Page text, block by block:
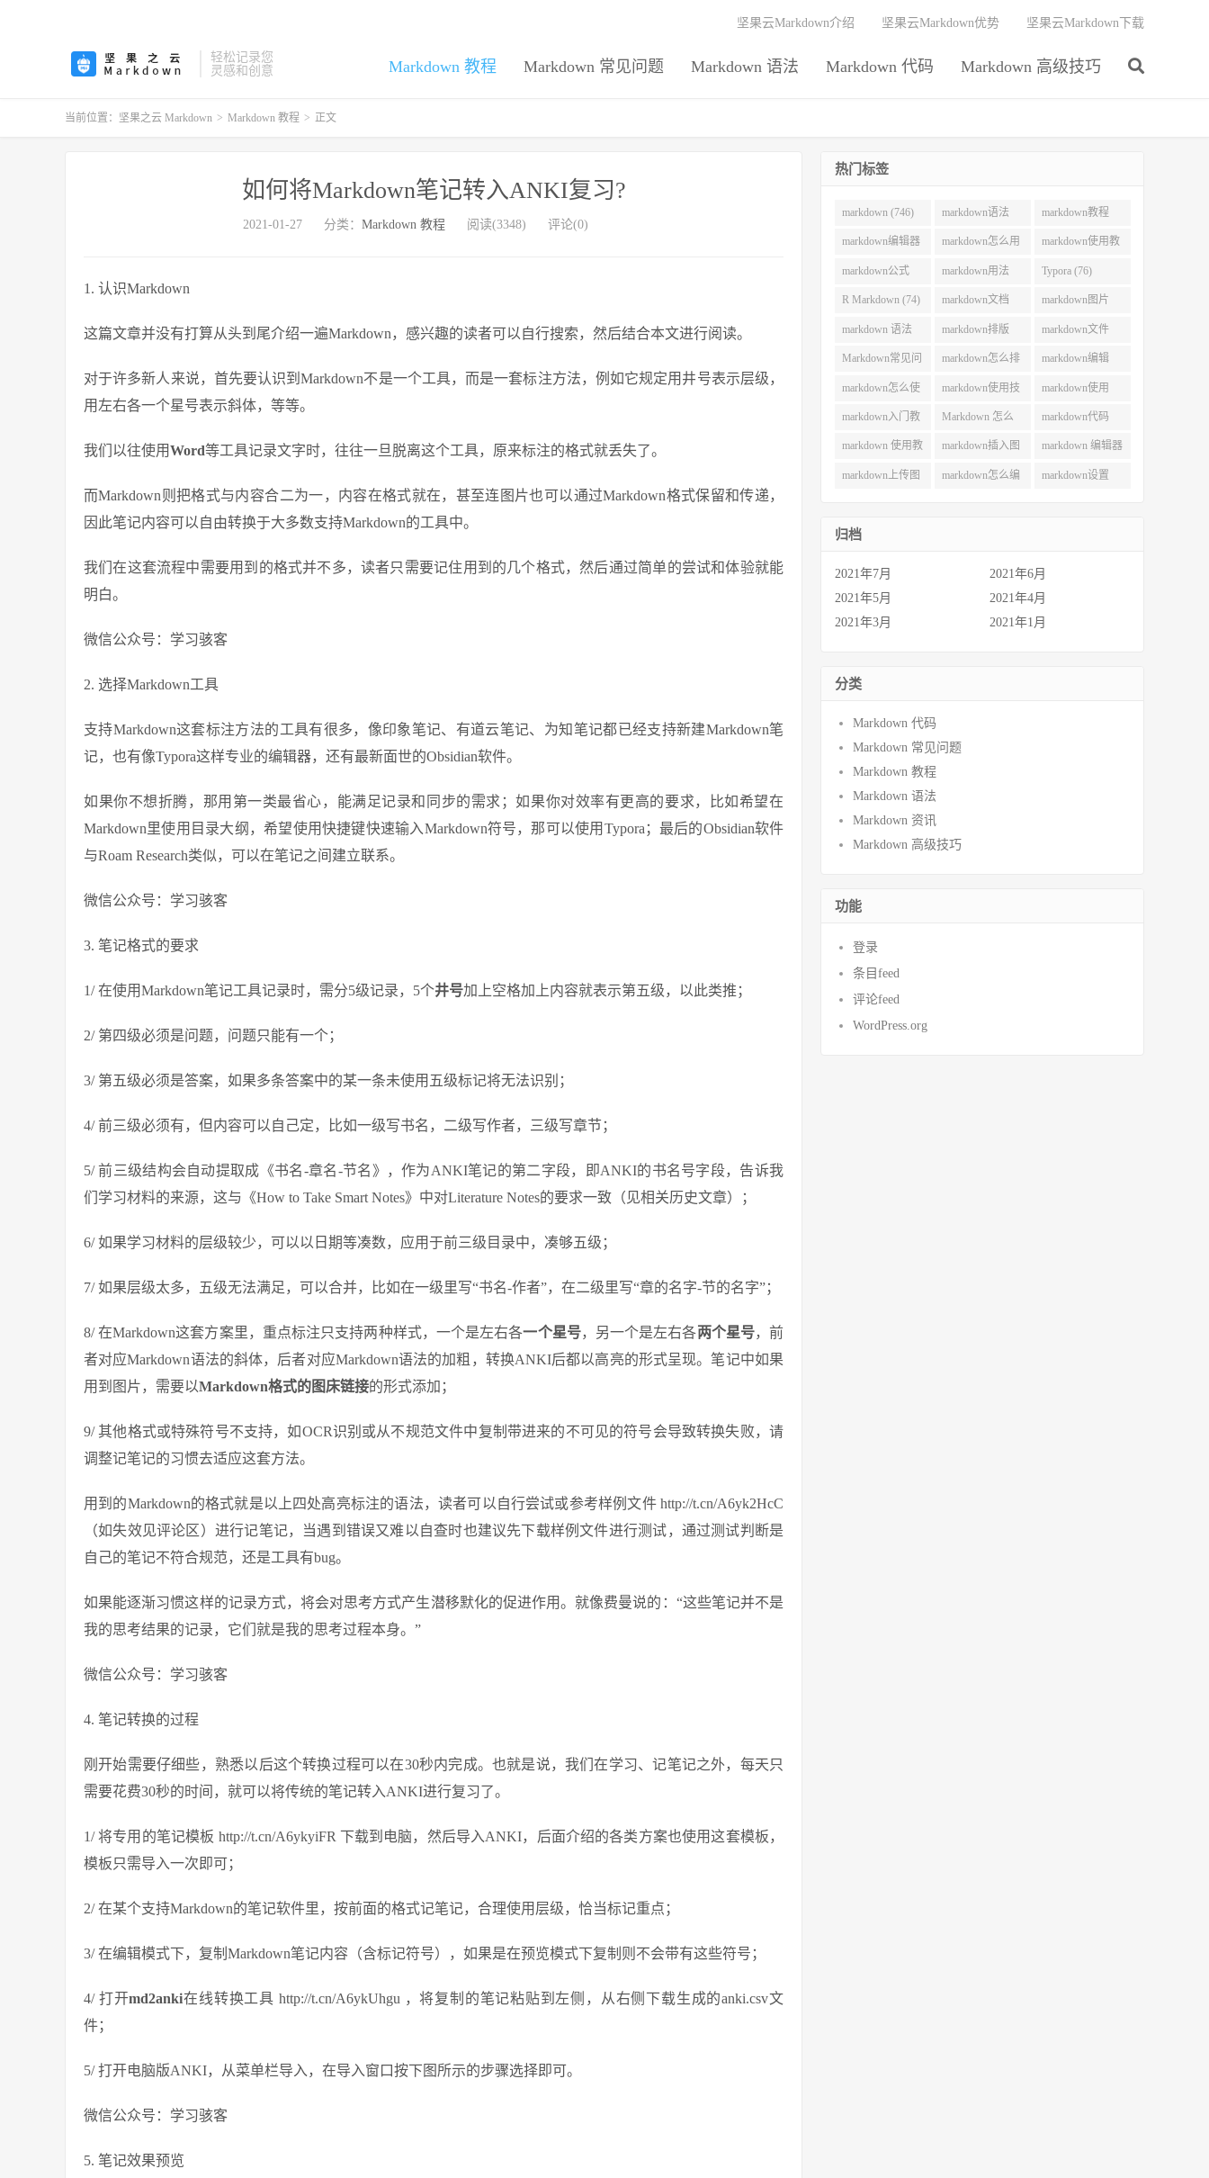
轻松记录您
灵感和创意
Markdown 教程 Markdown 常见问题 Markdown 语法 Markdown 代码 Markdown 高级技巧
坚果云Markdown介绍 坚果云Markdown优势 坚果云Markdown下载
当前位置： 坚果之云 Markdown > Markdown 教程 > 正文
如何将Markdown笔记转入ANKI复习?
2021-01-27 分类： Markdown 教程 阅读(3348) 评论(0)
1. 认识Markdown
这篇文章并没有打算从头到尾介绍一遍Markdown，感兴趣的读者可以自行搜索，然后结合本文进行阅读。
对于许多新人来说，首先要认识到Markdown不是一个工具，而是一套标注方法，例如它规定用井号表示层级，
用左右各一个星号表示斜体，等等。
我们以往使用Word等工具记录文字时，往往一旦脱离这个工具，原来标注的格式就丢失了。
而Markdown则把格式与内容合二为一，内容在格式就在，甚至连图片也可以通过Markdown格式保留和传递，
因此笔记内容可以自由转换于大多数支持Markdown的工具中。
我们在这套流程中需要用到的格式并不多，读者只需要记住用到的几个格式，然后通过简单的尝试和体验就能
明白。
微信公众号：学习骇客
2. 选择Markdown工具
支持Markdown这套标注方法的工具有很多，像印象笔记、有道云笔记、为知笔记都已经支持新建Markdown笔
记，也有像Typora这样专业的编辑器，还有最新面世的Obsidian软件。
如果你不想折腾，那用第一类最省心，能满足记录和同步的需求；如果你对效率有更高的要求，比如希望在
Markdown里使用目录大纲，希望使用快捷键快速输入Markdown符号，那可以使用Typora；最后的Obsidian软件
与Roam Research类似，可以在笔记之间建立联系。
微信公众号：学习骇客
3. 笔记格式的要求
1/ 在使用Markdown笔记工具记录时，需分5级记录，5个井号加上空格加上内容就表示第五级，以此类推；
2/ 第四级必须是问题，问题只能有一个；
3/ 第五级必须是答案，如果多条答案中的某一条未使用五级标记将无法识别；
4/ 前三级必须有，但内容可以自己定，比如一级写书名，二级写作者，三级写章节；
5/ 前三级结构会自动提取成《书名-章名-节名》，作为ANKI笔记的第二字段，即ANKI的书名号字段，告诉我
们学习材料的来源，这与《How to Take Smart Notes》中对Literature Notes的要求一致（见相关历史文章）；
6/ 如果学习材料的层级较少，可以以日期等凑数，应用于前三级目录中，凑够五级；
7/ 如果层级太多，五级无法满足，可以合并，比如在一级里写“书名-作者”，在二级里写“章的名字-节的名字”；
8/ 在Markdown这套方案里，重点标注只支持两种样式，一个是左右各一个星号，另一个是左右各两个星号，前
者对应Markdown语法的斜体，后者对应Markdown语法的加粗，转换ANKI后都以高亮的形式呈现。笔记中如果
用到图片，需要以Markdown格式的图床链接的形式添加；
9/ 其他格式或特殊符号不支持，如OCR识别或从不规范文件中复制带进来的不可见的符号会导致转换失败，请
调整记笔记的习惯去适应这套方法。
用到的Markdown的格式就是以上四处高亮标注的语法，读者可以自行尝试或参考样例文件 http://t.cn/A6yk2HcC
（如失效见评论区）进行记笔记，当遇到错误又难以自查时也建议先下载样例文件进行测试，通过测试判断是
自己的笔记不符合规范，还是工具有bug。
如果能逐渐习惯这样的记录方式，将会对思考方式产生潜移默化的促进作用。就像费曼说的：“这些笔记并不是
我的思考结果的记录，它们就是我的思考过程本身。”
微信公众号：学习骇客
4. 笔记转换的过程
刚开始需要仔细些，熟悉以后这个转换过程可以在30秒内完成。也就是说，我们在学习、记笔记之外，每天只
需要花费30秒的时间，就可以将传统的笔记转入ANKI进行复习了。
1/ 将专用的笔记模板 http://t.cn/A6ykyiFR 下载到电脑，然后导入ANKI，后面介绍的各类方案也使用这套模板，
模板只需导入一次即可；
2/ 在某个支持Markdown的笔记软件里，按前面的格式记笔记，合理使用层级，恰当标记重点；
3/ 在编辑模式下，复制Markdown笔记内容（含标记符号），如果是在预览模式下复制则不会带有这些符号；
4/ 打开md2anki在线转换工具 http://t.cn/A6ykUhgu ，将复制的笔记粘贴到左侧，从右侧下载生成的anki.csv文
件；
5/ 打开电脑版ANKI，从菜单栏导入，在导入窗口按下图所示的步骤选择即可。
微信公众号：学习骇客
5. 笔记效果预览
热门标签
markdown (746) markdown语法
(292)
markdown教程
(215)
markdown编辑器
(212)
markdown怎么用
(130)
markdown使用教
程 (106)
markdown公式
(101)
markdown用法
(83)
Typora (76)
R Markdown (74) markdown文档
(73)
markdown图片
(70)
markdown 语法
(62)
markdown排版
(62)
markdown文件
(55)
Markdown常见问
题 (54)
markdown怎么排
版 (52)
markdown编辑
(51)
markdown怎么使
用 (49)
markdown使用技
巧 (49)
markdown使用
(42)
markdown入门教
程 (40)
Markdown 怎么
用 (38)
markdown代码
(35)
markdown 使用教
程 (30)
markdown插入图
片 (29)
markdown 编辑器
(28)
markdown上传图 markdown怎么编 markdown设置
归档
2021年7月
2021年6月
2021年5月
2021年4月
2021年3月
2021年1月
分类
Markdown 代码
Markdown 常见问题
Markdown 教程
Markdown 语法
Markdown 资讯
Markdown 高级技巧
功能
登录
条目feed
评论feed
WordPress.org